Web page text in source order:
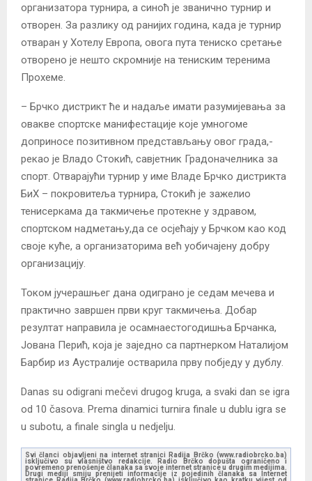
организатора турнира, а синоћ је званично турнир и
отворен. За разлику од ранијих година, када је турнир
отваран у Хотелу Европа, овога пута тениско сретање
отворено је нешто скромније на тениским теренима
Прохеме.
– Брчко дистрикт ће и надаље имати разумијевања за
овакве спортске манифестације које умногоме
доприносе позитивном представљању овог града,-
рекао је Владо Стокић, савјетник Градоначелника за
спорт. Отварајући турнир у име Владе Брчко дистрикта
БиХ – покровитеља турнира, Стокић је зажелио
тенисеркама да такмичење протекне у здравом,
спортском надметању,да се осјећају у Брчком као код
своје куће, а организаторима већ уобичајену добру
организацију.
Током јучерашњег дана одиграно је седам мечева и
практично завршен први круг такмичења. Добар
резултат направила је осамнаестогодишња Брчанка,
Јована Перић, која је заједно са партнерком Наталијом
Барбир из Аустралије остварила прву побједу у дублу.
Danas su odigrani mečevi drugog kruga, a svaki dan se igra
od 10 časova. Prema dinamici turnira finale u dublu igra se
u subotu, a finale singla u nedjelju.
Svi članci objavljeni na internet stranici Radija Brčko (www.radiobrcko.ba)
isključivo su vlasništvo redakcije. Radio Brčko dopušta ograničeno i
povremeno prenošenje članaka sa svoje internet stranice u drugim medijima.
Drugi mediji smiju prenijeti informacije iz pojedinih članaka sa Internet